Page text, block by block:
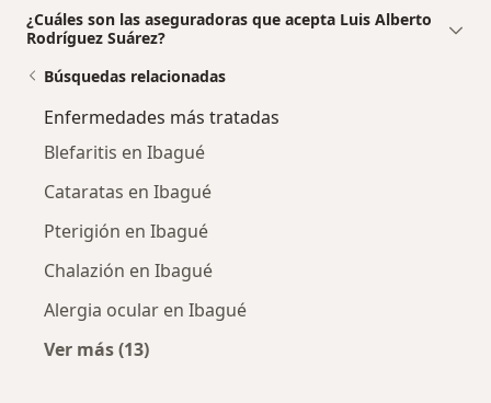
¿Cuáles son las aseguradoras que acepta Luis Alberto
Rodríguez Suárez?
Búsquedas relacionadas
Enfermedades más tratadas
Blefaritis en Ibagué
Cataratas en Ibagué
Pterigión en Ibagué
Chalazión en Ibagué
Alergia ocular en Ibagué
Ver más (13)